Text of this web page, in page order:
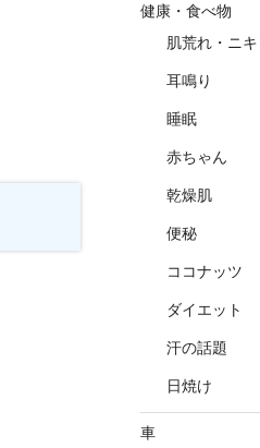
健康・食べ物
肌荒れ・ニ
耳鳴り
睡眠
赤ちゃん
乾燥肌
便秘
ココナッツ
ダイエット
汗の話題
日焼け
車